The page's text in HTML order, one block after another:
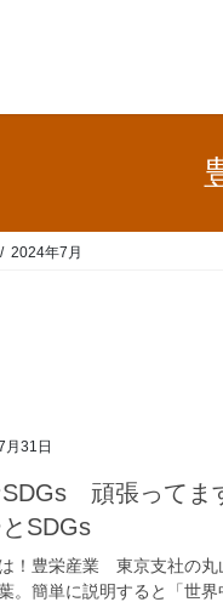
2024年7月
月31日
頑張ってま
SDGs
！豊栄産業 東京支社の丸
。簡単に説明すると「世